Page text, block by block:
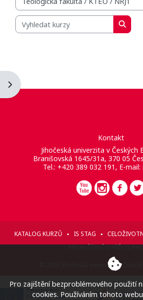
Otevřít panel bloku
Organizační struktura kurzů
Vyhledat kurzy
Kontakt
Jihočeská univerzita v Českých
Branišovská 1645/31a, 370 05
Tel.: +420 389 032 191, E-mail:
KATALOG KURZŮ IS STAG
© 2026 Jihočeská univerzita v
Pro zajištění bezproblémového použití
cookies. Používáním tohoto